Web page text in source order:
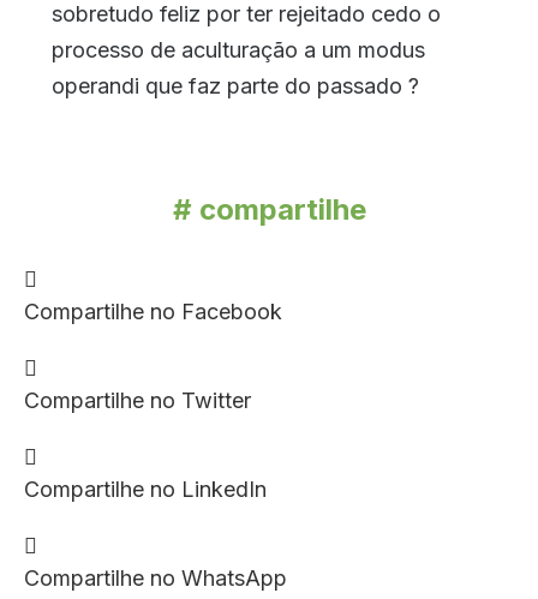
sobretudo feliz por ter rejeitado cedo o
processo de aculturação a um modus
operandi que faz parte do passado ?
# compartilhe
Compartilhe no Facebook
Compartilhe no Twitter
Compartilhe no LinkedIn
Compartilhe no WhatsApp